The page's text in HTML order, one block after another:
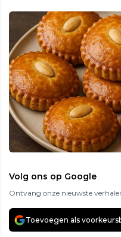
Volg ons op Google
Ontvang onze nieuwste
Toevoegen als